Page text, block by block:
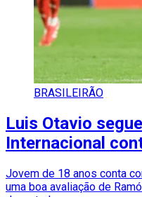
BRASILEIRÃO
Luis Otavio
Internacional
Jovem de 18 anos conta
uma boa avaliação de